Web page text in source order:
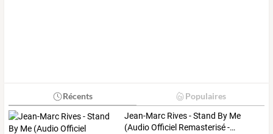
Récents Populaires
Jean-Marc Rives-Stand By Me
(AudioOfficiel Remasterisé-…